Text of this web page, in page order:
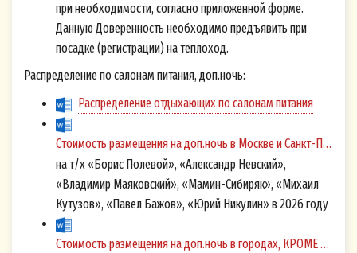
при необходимости, согласно приложенной форме.
Данную Доверенность необходимо предъявить при
посадке (регистрации) на теплоход.
Распределение по салонам питания, доп.ночь:
Распределение отдыхающих по салонам питания
Cтоимость размещения на доп.ночь в Москве и Санкт-Петербурге
на т/х «Борис Полевой», «Александр Невский»,
«Владимир Маяковский», «Мамин-Сибиряк», «Михаил
Кутузов», «Павел Бажов», «Юрий Никулин» в 2026 году
Cтоимость размещения на доп.ночь в городах, КРОМЕ Москвы и Санкт-Петербурга